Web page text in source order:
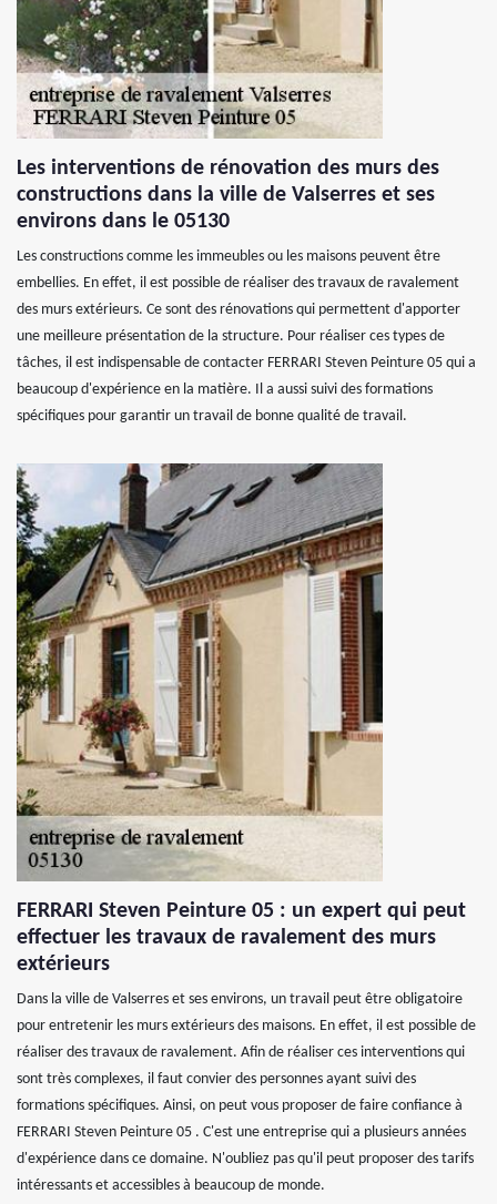
Les interventions de rénovation des murs des
constructions dans la ville de Valserres et ses
environs dans le 05130
Les constructions comme les immeubles ou les maisons peuvent être
embellies. En effet, il est possible de réaliser des travaux de ravalement
des murs extérieurs. Ce sont des rénovations qui permettent d'apporter
une meilleure présentation de la structure. Pour réaliser ces types de
tâches, il est indispensable de contacter FERRARI Steven Peinture 05 qui a
beaucoup d'expérience en la matière. Il a aussi suivi des formations
spécifiques pour garantir un travail de bonne qualité de travail.
FERRARI Steven Peinture 05 : un expert qui peut
effectuer les travaux de ravalement des murs
extérieurs
Dans la ville de Valserres et ses environs, un travail peut être obligatoire
pour entretenir les murs extérieurs des maisons. En effet, il est possible de
réaliser des travaux de ravalement. Afin de réaliser ces interventions qui
sont très complexes, il faut convier des personnes ayant suivi des
formations spécifiques. Ainsi, on peut vous proposer de faire confiance à
FERRARI Steven Peinture 05 . C'est une entreprise qui a plusieurs années
d'expérience dans ce domaine. N'oubliez pas qu'il peut proposer des tarifs
intéressants et accessibles à beaucoup de monde.